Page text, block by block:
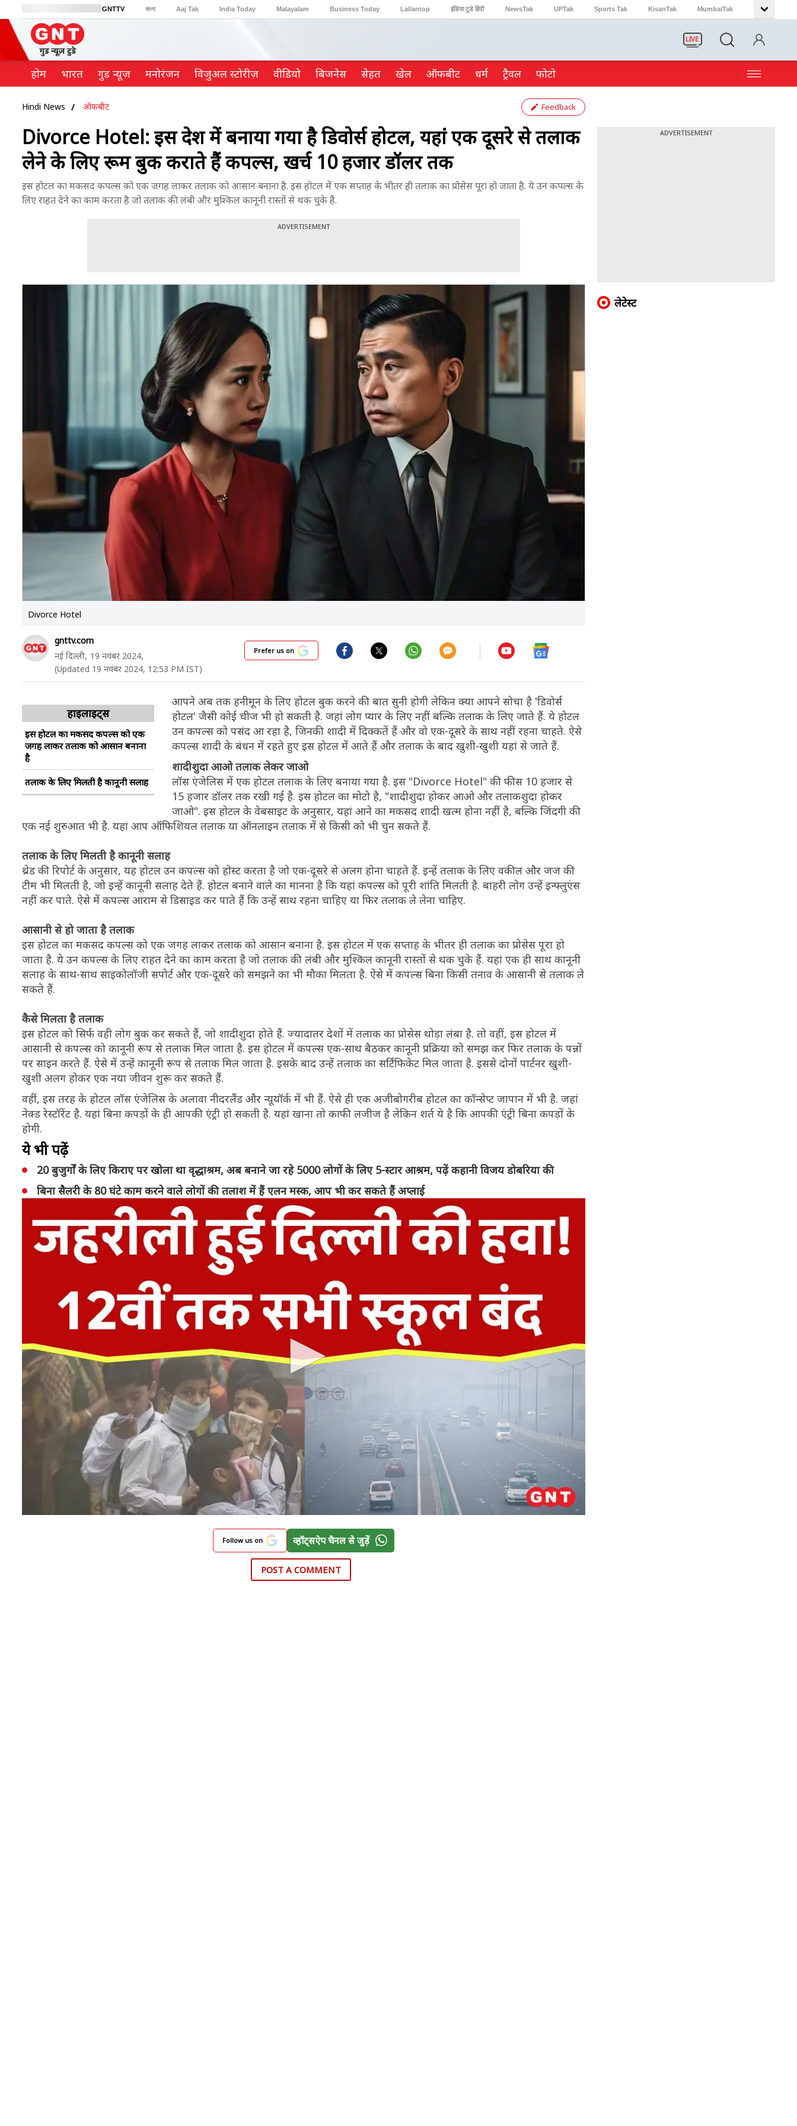
GNTTV বাংলা Aaj Tak India Today Malayalam Business Today Lallantop इंडिया टुडे हिंदी NewsTak UPTak Sports Tak KisanTak MumbaiTak
BT Bazaar Cosmopolitan
LIVE
होम भारत गुड न्यूज़ मनोरंजन विजुअल स्टोरीज़ वीडियो ब‍िजनेस सेहत खेल ऑफबीट धर्म ट्रैवल फोटो
Hindi News ऑफबीट Feedback
Divorce Hotel: इस देश में बनाया गया है डिवोर्स होटल, यहां एक दूसरे से तलाक
लेने के लिए रूम बुक कराते हैं कपल्स, खर्च 10 हजार डॉलर तक
इस होटल का मकसद कपल्स को एक जगह लाकर तलाक को आसान बनाना है. इस होटल में एक सप्ताह के भीतर ही तलाक का प्रोसेस पूरा हो जाता है. ये उन कपल्स के
लिए राहत देने का काम करता है जो तलाक की लंबी और मुश्किल कानूनी रास्तों से थक चुके हैं.
ADVERTISEMENT
Divorce Hotel
gnttv.com
नई दिल्ली, 19 नवंबर 2024,
(Updated 19 नवंबर 2024, 12:53 PM IST)
Prefer us on
हाइलाइट्स
इस होटल का मकसद कपल्स को एक
जगह लाकर तलाक को आसान बनाना
है
तलाक के लिए मिलती है कानूनी सलाह
आपने अब तक हनीमून के लिए होटल बुक करने की बात सुनी होगी लेकिन क्या आपने सोचा है 'डिवोर्स
होटल' जैसी कोई चीज भी हो सकती है. जहां लोग प्यार के लिए नहीं बल्कि तलाक के लिए जाते हैं. ये होटल
उन कपल्स को पसंद आ रहा है, जिनकी शादी में दिक्कतें हैं और वो एक-दूसरे के साथ नहीं रहना चाहते. ऐसे
कपल्स शादी के बंधन में रहते हुए इस होटल में आते हैं और तलाक के बाद खुशी-खुशी यहां से जाते हैं.
शादीशुदा आओ तलाक लेकर जाओ
लॉस एंजेलिस में एक होटल तलाक के लिए बनाया गया है. इस "Divorce Hotel" की फीस 10 हजार से
15 हजार डॉलर तक रखी गई है. इस होटल का मोटो है, "शादीशुदा होकर आओ और तलाकशुदा होकर
जाओ". इस होटल के वेबसाइट के अनुसार, यहां आने का मकसद शादी खत्म होना नहीं है, बल्कि जिंदगी की
एक नई शुरुआत भी है. यहां आप ऑफिशियल तलाक या ऑनलाइन तलाक में से किसी को भी चुन सकते हैं.
तलाक के लिए मिलती है कानूनी सलाह
थ्रेड की रिपोर्ट के अनुसार, यह होटल उन कपल्स को होस्ट करता है जो एक-दूसरे से अलग होना चाहते हैं. इन्हें तलाक के लिए वकील और जज की
टीम भी मिलती है, जो इन्हें कानूनी सलाह देते हैं. होटल बनाने वाले का मानना है कि यहां कपल्स को पूरी शांति मिलती है. बाहरी लोग उन्हें इन्फ्लुएंस
नहीं कर पाते. ऐसे में कपल्स आराम से डिसाइड कर पाते हैं कि उन्हें साथ रहना चाहिए या फिर तलाक ले लेना चाहिए.
आसानी से हो जाता है तलाक
इस होटल का मकसद कपल्स को एक जगह लाकर तलाक को आसान बनाना है. इस होटल में एक सप्ताह के भीतर ही तलाक का प्रोसेस पूरा हो
जाता है. ये उन कपल्स के लिए राहत देने का काम करता है जो तलाक की लंबी और मुश्किल कानूनी रास्तों से थक चुके हैं. यहां एक ही साथ कानूनी
सलाह के साथ-साथ साइकोलॉजी सपोर्ट और एक-दूसरे को समझने का भी मौका मिलता है. ऐसे में कपल्स बिना किसी तनाव के आसानी से तलाक ले
सकते हैं.
कैसे मिलता है तलाक
इस होटल को सिर्फ वही लोग बुक कर सकते हैं, जो शादीशुदा होते हैं. ज्यादातर देशों में तलाक का प्रोसेस थोड़ा लंबा है. तो वहीं, इस होटल में
आसानी से कपल्स को कानूनी रूप से तलाक मिल जाता है. इस होटल में कपल्स एक-साथ बैठकर कानूनी प्रक्रिया को समझ कर फिर तलाक के पन्नों
पर साइन करते हैं. ऐसे में उन्हें कानूनी रूप से तलाक मिल जाता है. इसके बाद उन्हें तलाक का सर्टिफिकेट मिल जाता है. इससे दोनों पार्टनर खुशी-
खुशी अलग होकर एक नया जीवन शुरू कर सकते हैं.
वहीं, इस तरह के होटल लॉस एंजेलिस के अलावा नीदरलैंड और न्यूयॉर्क में भी हैं. ऐसे ही एक अजीबोगरीब होटल का कॉन्सेप्ट जापान में भी है. जहां
नेक्ड रेस्टॉरेंट है. यहां बिना कपड़ों के ही आपकी एंट्री हो सकती है. यहां खाना तो काफी लजीज है लेकिन शर्त ये है कि आपकी एंट्री बिना कपड़ों के
होगी.
ये भी पढ़ें
20 बुजुर्गों के लिए किराए पर खोला था वृद्धाश्रम, अब बनाने जा रहे 5000 लोगों के लिए 5-स्टार आश्रम, पढ़ें कहानी विजय डोबरिया की
बिना सैलरी के 80 घंटे काम करने वाले लोगों की तलाश में हैं एलन मस्क, आप भी कर सकते हैं अप्लाई
Follow us on व्हॉट्सऐप चैनल से जुड़ें
POST A COMMENT
ADVERTISEMENT
लेटेस्ट